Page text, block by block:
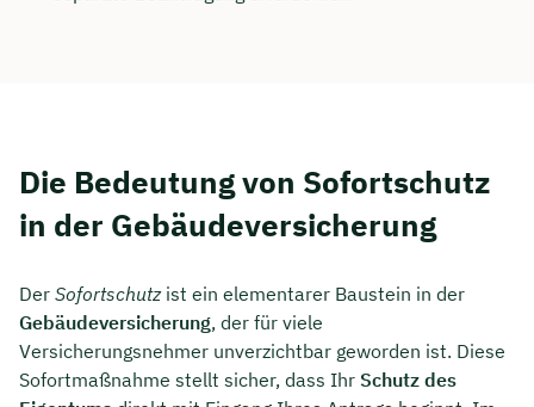
Die Bedeutung von Sofortschutz
in der Gebäudeversicherung
Der Sofortschutzist ein elementarer Baustein in der
Gebäudeversicherung, der für viele
Versicherungsnehmer unverzichtbar geworden ist. Diese
Sofortmaßnahme stellt sicher, dass Ihr Schutz des